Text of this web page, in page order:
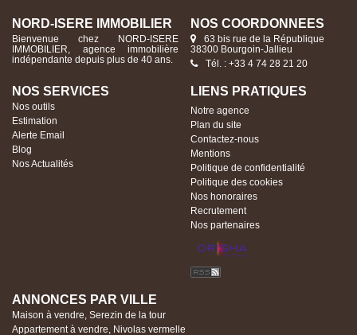
NORD-ISERE IMMOBILIER
Bienvenue chez NORD-ISERE
IMMOBILIER, agence immobilière
indépendante depuis plus de 40 ans.
NOS COORDONNÉES
63 bis rue de la République
38300 Bourgoin-Jallieu
Tél. : +33 4 74 28 21 20
NOS SERVICES
Nos outils
Estimation
Alerte Email
Blog
Nos Actualités
LIENS PRATIQUES
Notre agence
Plan du site
Contactez-nous
Mentions
Politique de confidentialité
Politique des cookies
Nos honoraires
Recrutement
Nos partenaires
ANNONCES PAR VILLE
Maison à vendre, Serezin de la tour
Appartement à vendre, Nivolas vermelle